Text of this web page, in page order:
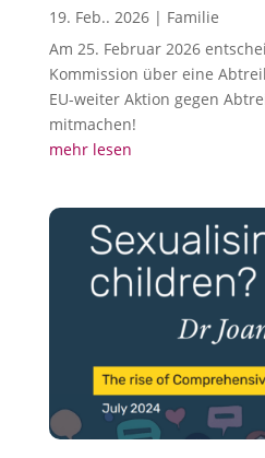
19. Feb.. 2026| Familie
Am 25. Februar 2026
Kommission über eine
EU-weiter Aktion gegen
mitmachen!
mehr lesen